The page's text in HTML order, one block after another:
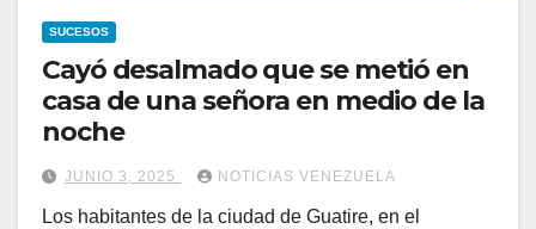
SUCESOS
Cayó desalmado que se metió en
casa de una señora en medio de la
noche
JUNIO 3, 2025 NOTICIAS VENEZUELA
Los habitantes de la ciudad de Guatire, en el